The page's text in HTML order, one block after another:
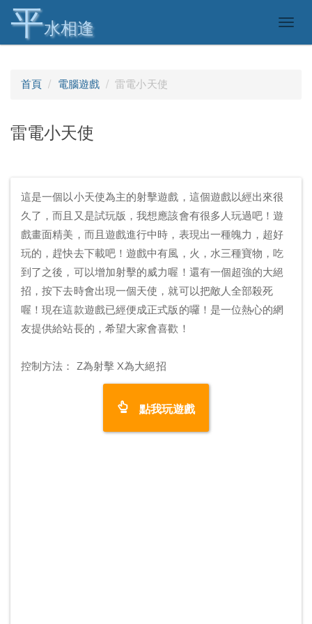
平水相逢
首頁 電腦遊戲 雷電小天使
雷電小天使
這是一個以小天使為主的射擊遊戲，這個遊戲以經出來很
久了，而且又是試玩版，我想應該會有很多人玩過吧！遊
戲畫面精美，而且遊戲進行中時，表現出一種魄力，超好
玩的，趕快去下載吧！遊戲中有風，火，水三種寶物，吃
到了之後，可以增加射擊的威力喔！還有一個超強的大絕
招，按下去時會出現一個天使，就可以把敵人全部殺死
喔！現在這款遊戲已經便成正式版的囉！是一位熱心的網
友提供給站長的，希望大家會喜歡！
控制方法： Z為射擊 X為大絕招
點我玩遊戲